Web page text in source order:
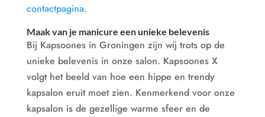
contactpagina.
Maak van je manicure een unieke belevenis
Bij Kapsoones in Groningen zijn wij trots op de
unieke belevenis in onze salon. Kapsoones X
volgt het beeld van hoe een hippe en trendy
kapsalon eruit moet zien. Kenmerkend voor onze
kapsalon is de gezellige warme sfeer en de